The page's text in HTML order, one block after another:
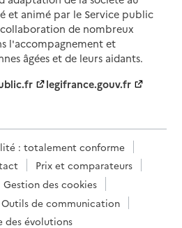
et animé par le Service public
de nombreux
l'accompagnement et
âgées et de leurs aidants.
legifrance.gouv.fr
: totalement conforme
Prix et comparateurs
Gestion des cookies
Outils de communication
des évolutions